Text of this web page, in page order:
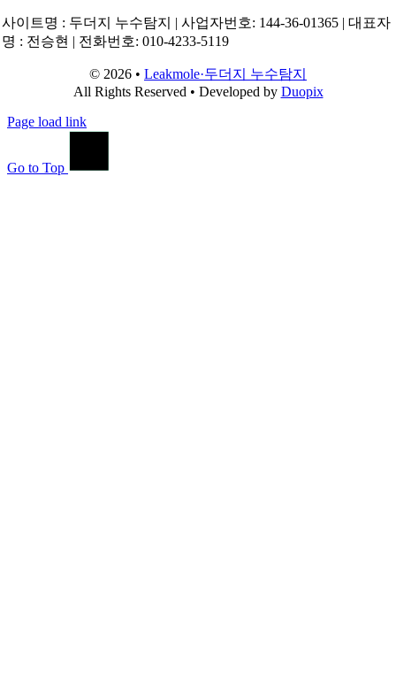
사이트명 : 두더지 누수탐지 | 사업자번호: 144-36-01365 | 대표자
명 : 전승현 | 전화번호: 010-4233-5119
© 2026 • Leakmole·두더지 누수탐지
All Rights Reserved • Developed by Duopix
Page load link
Go to Top